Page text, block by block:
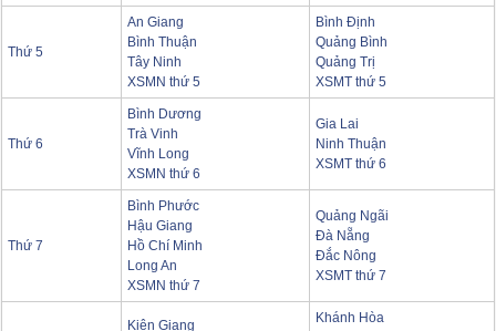
Thứ 5
An Giang
Bình Thuận
Tây Ninh
XSMN thứ 5
Bình Định
Quảng Bình
Quảng Trị
XSMT thứ 5
Thứ 6
Bình Dương
Trà Vinh
Vĩnh Long
XSMN thứ 6
Gia Lai
Ninh Thuận
XSMT thứ 6
Thứ 7
Bình Phước
Hậu Giang
Hồ Chí Minh
Long An
XSMN thứ 7
Quảng Ngãi
Đà Nẵng
Đắc Nông
XSMT thứ 7
Kiên Giang
Khánh Hòa